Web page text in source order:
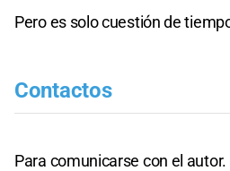
Pero es solo cuestión de
Contactos
Para comunicarse con el autor.